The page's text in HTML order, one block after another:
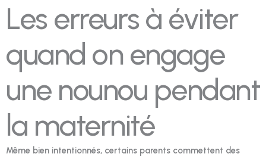
Les erreurs à éviter
quand on engage
une nounou pendant
la maternité
Même bien intentionnés, certains parents commettent des